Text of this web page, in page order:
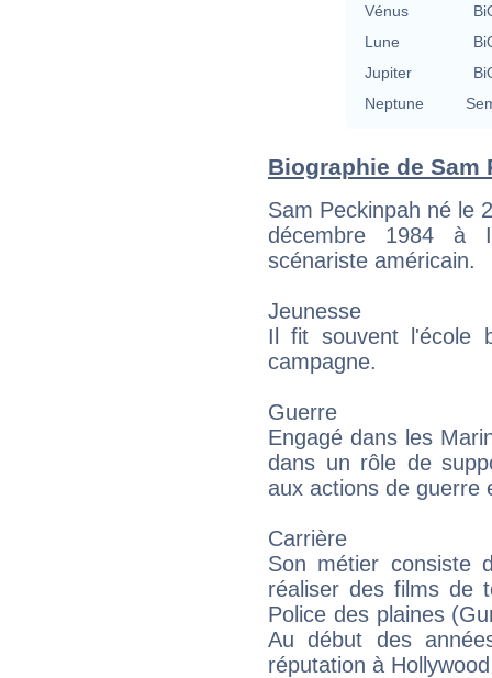
Vénus
Lune
Jupiter
Neptune
Biographie de Sam
Sam Peckinpah né le
décembre 1984 à
scénariste américain.
Jeunesse
Il fit souvent l'école
campagne.
Guerre
Engagé dans les
dans un rôle de
aux actions de guerre
Carrière
Son métier consiste
réaliser des films de
Police des plaines
Au début des
réputation à